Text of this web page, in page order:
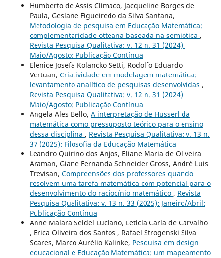
Humberto de Assis Clímaco, Jacqueline Borges de
Paula, Geslane Figueiredo da Silva Santana,
Metodologia de pesquisa em Educação Matemática:
complementaridade otteana baseada na semiótica ,
Revista Pesquisa Qualitativa: v. 12 n. 31 (2024):
Maio/Agosto: Publicação Contínua
Elenice Josefa Kolancko Setti, Rodolfo Eduardo
Vertuan, Criatividade em modelagem matemática:
levantamento analítico de pesquisas desenvolvidas ,
Revista Pesquisa Qualitativa: v. 12 n. 31 (2024):
Maio/Agosto: Publicação Contínua
Angela Ales Bello, A interpretação de Husserl da
matemática como pressuposto teórico para o ensino
dessa disciplina , Revista Pesquisa Qualitativa: v. 13 n.
37 (2025): Filosofia da Educação Matemática
Leandro Quirino dos Anjos, Eliane Maria de Oliveira
Araman, Giane Fernanda Schneider Gross, André Luis
Trevisan, Compreensões dos professores quando
resolvem uma tarefa matemática com potencial para o
desenvolvimento do raciocínio matemático , Revista
Pesquisa Qualitativa: v. 13 n. 33 (2025): Janeiro/Abril:
Publicação Contínua
Anne Maiara Seidel Luciano, Leticia Carla de Carvalho
, Erica Oliveira dos Santos , Rafael Strogenski Silva
Soares, Marco Aurélio Kalinke, Pesquisa em design
educacional e Educação Matemática: um mapeamento